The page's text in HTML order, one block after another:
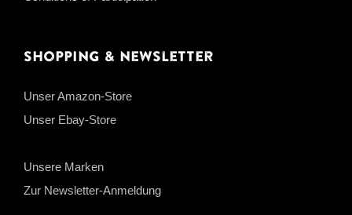
Shopping & Newsletter
Unser Amazon-Store
Unser Ebay-Store
Unsere Marken
Zur Newsletter-Anmeldung